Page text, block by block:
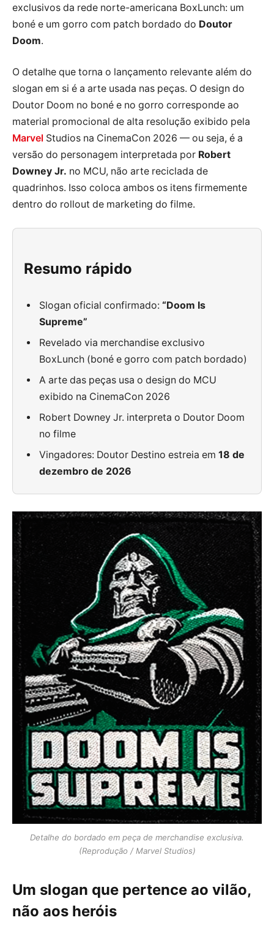
exclusivos da rede norte-americana BoxLunch: um
boné e um gorro com patch bordado do Doutor
Doom.
O detalhe que torna o lançamento relevante além do
slogan em si é a arte usada nas peças. O design do
Doutor Doom no boné e no gorro corresponde ao
material promocional de alta resolução exibido pela
Marvel Studios na CinemaCon 2026 — ou seja, é a
versão do personagem interpretada por Robert
Downey Jr. no MCU, não arte reciclada de
quadrinhos. Isso coloca ambos os itens firmemente
dentro do rollout de marketing do filme.
Resumo rápido
Slogan oficial confirmado:“Doom Is
Supreme”
Revelado via merchandise exclusivo
BoxLunch (boné e gorro com patch bordado)
A arte das peças usa o design do MCU
exibido na CinemaCon 2026
Robert Downey Jr. interpreta o Doutor Doom
no filme
Vingadores: Doutor Destino estreia em18 de
dezembro de 2026
Detalhe do bordado em peça de merchandise exclusiva.
(Reprodução / Marvel Studios)
Um slogan que pertence ao vilão,
não aos heróis